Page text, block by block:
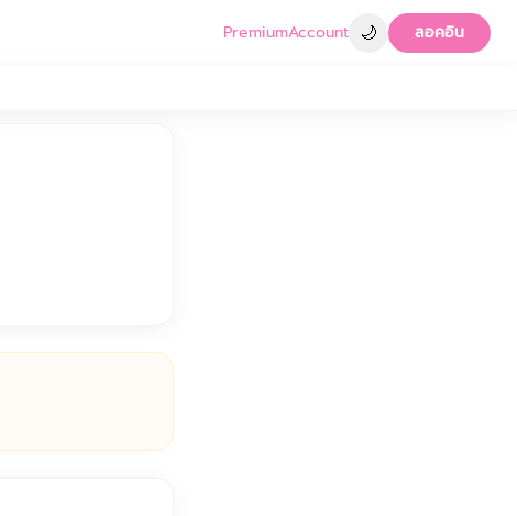
PremiumAccount 🌙 ลอคอิน